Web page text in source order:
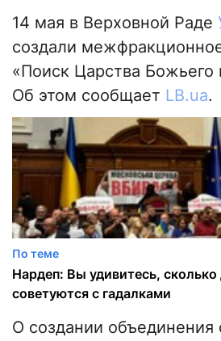
14 мая в Верховной Раде
создали
«Поиск Царства Божьего
Об этом сообщает LB.ua.
По теме
Нардеп: Вы удивитесь, сколько
советуются с гадалками
О создании объединения